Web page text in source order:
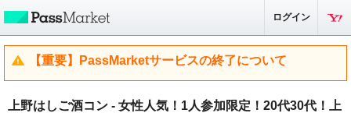
ログイン
【重要】PassMarketサービスの終了について
上野はしご酒コン - 女性人気！1人参加限定！20代30代！上